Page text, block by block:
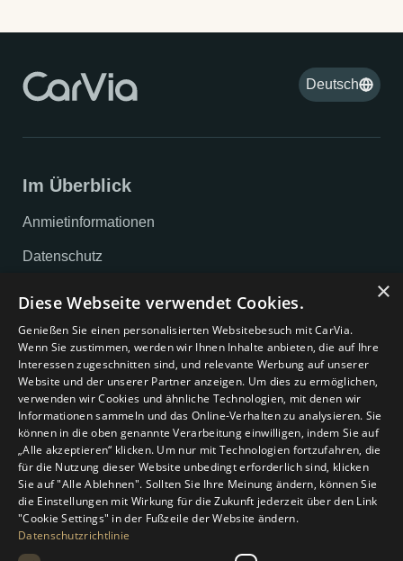
Deutsch
Im Überblick
Anmietinformationen
Datenschutz
AGB
Cookie-Einstellungen
Unternehmen
Über uns
Magazin
Kontakt
Gutschein
×
Diese Webseite verwendet Cookies.
Genießen Sie einen personalisierten Websitebesuch mit CarVia.
Wenn Sie zustimmen, werden wir Ihnen Inhalte anbieten, die auf Ihre
Interessen zugeschnitten sind, und relevante Werbung auf unserer
Website und der unserer Partner anzeigen. Um dies zu ermöglichen,
verwenden wir Cookies und ähnliche Technologien, mit denen wir
Informationen sammeln und das Online-Verhalten zu analysieren. Sie
können in die oben genannte Verarbeitung einwilligen, indem Sie auf
„Alle akzeptieren“ klicken. Um nur mit Technologien fortzufahren, die
für die Nutzung dieser Website unbedingt erforderlich sind, klicken
Sie auf "Alle Ablehnen". Sollten Sie Ihre Meinung ändern, können Sie
die Einstellungen mit Wirkung für die Zukunft jederzeit über den Link
"Cookie Settings" in der Fußzeile der Website ändern.
Datenschutzrichtlinie